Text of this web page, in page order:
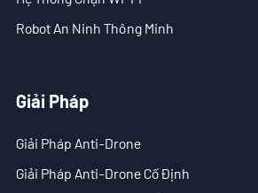
- Video
Hỗ trợ
Robot An Ninh Thông Minh
Giải Pháp
Giải Pháp Anti-Drone
Giải Pháp Anti-Drone Cố Định